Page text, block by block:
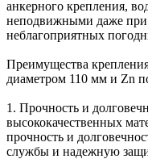
анкерного крепления,
неподвижными даже при
неблагоприятных
Преимущества
диаметром 110 мм и Zn
1. Прочность и
высококачественных
прочность и
службы и надежную